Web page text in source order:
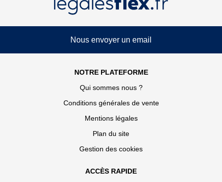
Nous envoyer un email
NOTRE PLATEFORME
Qui sommes nous ?
Conditions générales de vente
Mentions légales
Plan du site
Gestion des cookies
ACCÈS RAPIDE